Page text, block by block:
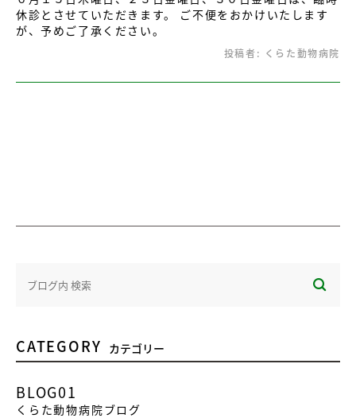
休診とさせていただきます。 ご不便をおかけいたします
が、予めご了承ください。
投稿者: くらた動物病院
CATEGORY カテゴリー
BLOG01
くらた動物病院ブログ